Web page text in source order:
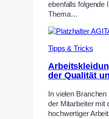
ebenfalls folgende
Thema…
Tipps & Tricks
der Qualität
In vielen
der Mitarbeiter mit
hochwertiger